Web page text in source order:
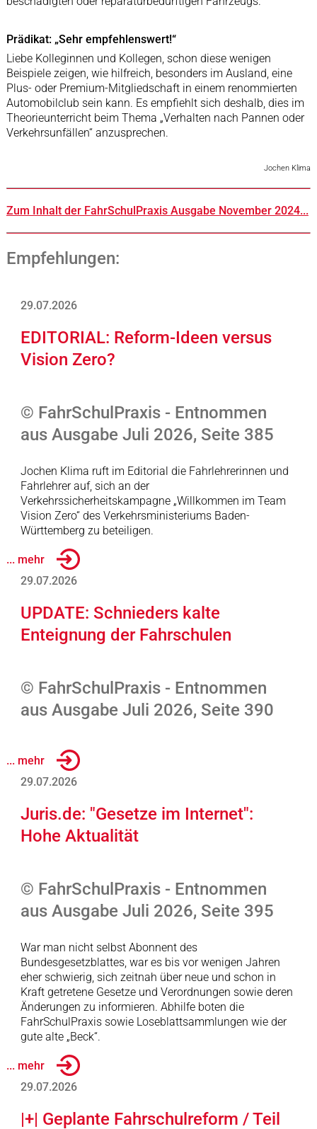
Prädikat: „Sehr empfehlenswert!“
Liebe Kolleginnen und Kollegen, schon diese wenigen
Beispiele zeigen, wie hilfreich, besonders im Ausland, eine
Plus- oder Premium-Mitgliedschaft in einem renommierten
Automobilclub sein kann. Es empfiehlt sich deshalb, dies im
Theorieunterricht beim Thema „Verhalten nach Pannen oder
Verkehrsunfällen“ anzusprechen.
Jochen Klima
Zum Inhalt der FahrSchulPraxis Ausgabe November 2024...
Empfehlungen:
29.07.2026
EDITORIAL: Reform-Ideen versus
Vision Zero?
© FahrSchulPraxis - Entnommen
aus Ausgabe Juli 2026, Seite 385
Jochen Klima ruft im Editorial die Fahrlehrerinnen und
Fahrlehrer auf, sich an der
Verkehrssicherheitskampagne „Willkommen im Team
Vision Zero“ des Verkehrsministeriums Baden-
Württemberg zu beteiligen.
... mehr
29.07.2026
UPDATE: Schnieders kalte
Enteignung der Fahrschulen
© FahrSchulPraxis - Entnommen
aus Ausgabe Juli 2026, Seite 390
... mehr
29.07.2026
Juris.de: "Gesetze im Internet":
Hohe Aktualität
© FahrSchulPraxis - Entnommen
aus Ausgabe Juli 2026, Seite 395
War man nicht selbst Abonnent des
Bundesgesetzblattes, war es bis vor wenigen Jahren
eher schwierig, sich zeitnah über neue und schon in
Kraft getretene Gesetze und Verordnungen sowie deren
Änderungen zu informieren. Abhilfe boten die
FahrSchulPraxis sowie Loseblattsammlungen wie der
gute alte „Beck“.
... mehr
29.07.2026
|+| Geplante Fahrschulreform / Teil